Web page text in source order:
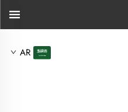
AR